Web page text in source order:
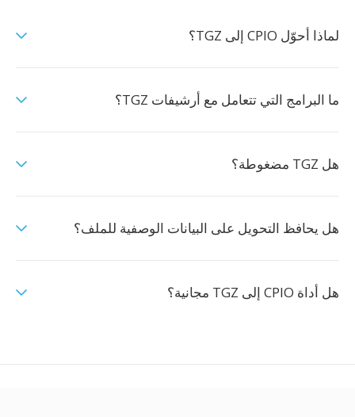
لماذا أحوّل CPIO إلى TGZ؟
ما البرامج التي تتعامل مع أرشيفات TGZ؟
هل TGZ مضغوطة؟
هل يحافظ التحويل على البيانات الوصفية للملف؟
هل أداة CPIO إلى TGZ مجانية؟